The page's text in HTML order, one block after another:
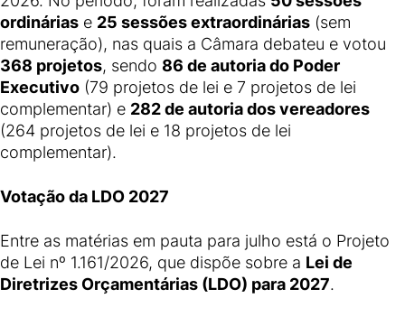
ordinárias e 25 sessões extraordinárias (sem
remuneração), nas quais a Câmara debateu e votou
368 projetos, sendo 86 de autoria do Poder
Executivo (79 projetos de lei e 7 projetos de lei
complementar) e 282 de autoria dos vereadores
(264 projetos de lei e 18 projetos de lei
complementar).
Votação da LDO 2027
Entre as matérias em pauta para julho está o Projeto
de Lei nº 1.161/2026, que dispõe sobre a Lei de
Diretrizes Orçamentárias (LDO) para 2027.